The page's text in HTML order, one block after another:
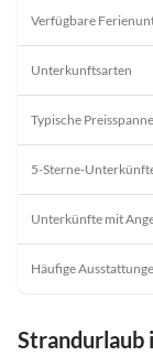
Verfügbare
Unterkunftsarten
Typische Preisspanne
5-Sterne-
Unterkünfte mit
Häufige
Strandurlaub